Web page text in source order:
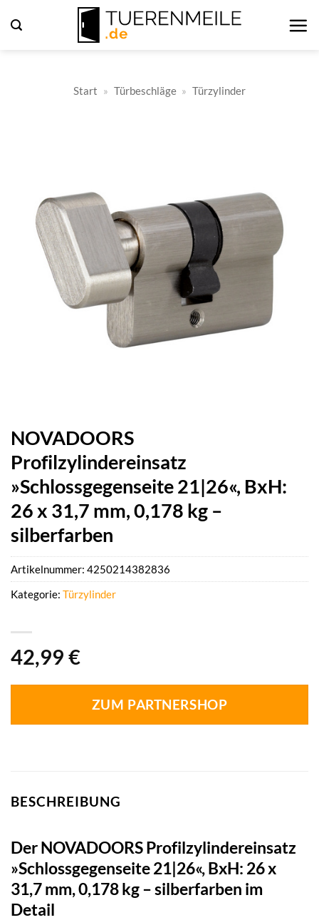
Inhalt
Start » Türbeschläge » Türzylinder
NOVADOORS
Profilzylindereinsatz
»Schlossgegenseite 21|26«, BxH:
26 x 31,7 mm, 0,178 kg –
silberfarben
42,99 €
ZUM PARTNERSHOP
Artikelnummer: 4250214382836
Kategorie: Türzylinder
BESCHREIBUNG
Der NOVADOORS Profilzylindereinsatz
»Schlossgegenseite 21|26«, BxH: 26 x
31,7 mm, 0,178 kg – silberfarben im
Detail